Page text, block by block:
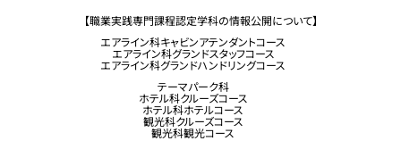
【職業実践専門課程認定学科の情報公開について】
エアライン科キャビンアテンダントコース
エアライン科グランドスタッフコース
エアライン科グランドハンドリングコース
テーマパーク科
ホテル科クルーズコース
ホテル科ホテルコース
観光科クルーズコース
観光科観光コース